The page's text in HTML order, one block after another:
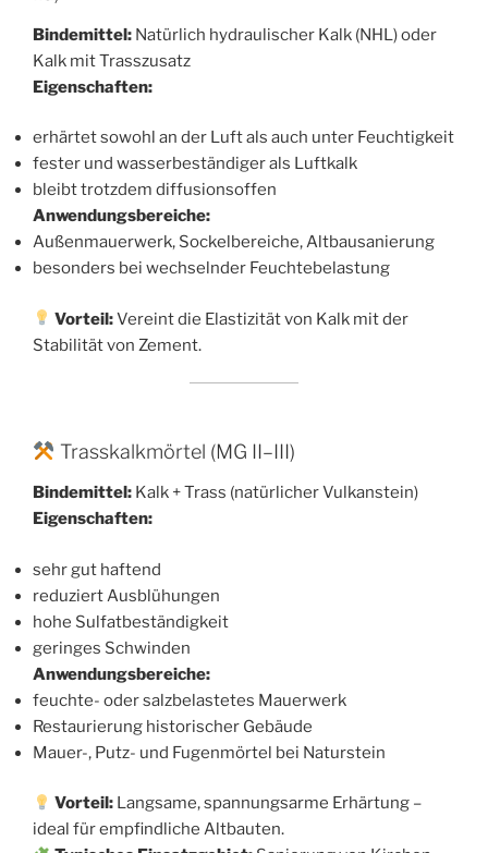
Bindemittel: Natürlich hydraulischer Kalk (NHL) oder
Kalk mit Trasszusatz
Eigenschaften:
erhärtet sowohl an der Luft als auch unter Feuchtigkeit
fester und wasserbeständiger als Luftkalk
bleibt trotzdem diffusionsoffen
Anwendungsbereiche:
Außenmauerwerk, Sockelbereiche, Altbausanierung
besonders bei wechselnder Feuchtebelastung
Vorteil:Vereint die Elastizität von Kalk mit der
Stabilität von Zement.
Trasskalkmörtel (MG II–III)
Bindemittel: Kalk + Trass (natürlicher Vulkanstein)
Eigenschaften:
sehr gut haftend
reduziert Ausblühungen
hohe Sulfatbeständigkeit
geringes Schwinden
Anwendungsbereiche:
feuchte- oder salzbelastetes Mauerwerk
Restaurierung historischer Gebäude
Mauer-, Putz- und Fugenmörtel bei Naturstein
Vorteil: Langsame, spannungsarme Erhärtung –
ideal für empfindliche Altbauten.